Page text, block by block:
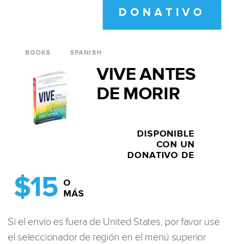
DONATIVO
BOOKS SPANISH
VIVE ANTES
DE MORIR
DISPONIBLE
CON UN
DONATIVO DE
$15 O
MÁS
Si el envío es fuera de United States, por favor use
el seleccionador de región en el menú superior